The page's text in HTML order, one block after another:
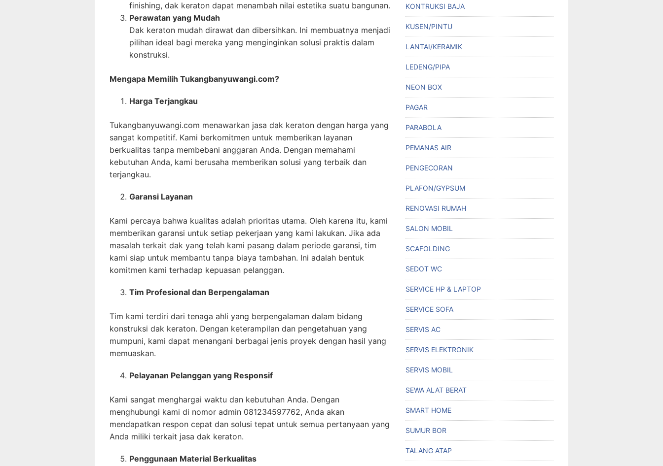
finishing, dak keraton dapat menambah nilai estetika suatu bangunan.
Perawatan yang Mudah
Dak keraton mudah dirawat dan dibersihkan. Ini membuatnya menjadi
pilihan ideal bagi mereka yang menginginkan solusi praktis dalam
konstruksi.
Mengapa Memilih Tukangbanyuwangi.com?
Harga Terjangkau
Tukangbanyuwangi.com menawarkan jasa dak keraton dengan harga yang
sangat kompetitif. Kami berkomitmen untuk memberikan layanan
berkualitas tanpa membebani anggaran Anda. Dengan memahami
kebutuhan Anda, kami berusaha memberikan solusi yang terbaik dan
terjangkau.
Garansi Layanan
Kami percaya bahwa kualitas adalah prioritas utama. Oleh karena itu, kami
memberikan garansi untuk setiap pekerjaan yang kami lakukan. Jika ada
masalah terkait dak yang telah kami pasang dalam periode garansi, tim
kami siap untuk membantu tanpa biaya tambahan. Ini adalah bentuk
komitmen kami terhadap kepuasan pelanggan.
Tim Profesional dan Berpengalaman
Tim kami terdiri dari tenaga ahli yang berpengalaman dalam bidang
konstruksi dak keraton. Dengan keterampilan dan pengetahuan yang
mumpuni, kami dapat menangani berbagai jenis proyek dengan hasil yang
memuaskan.
Pelayanan Pelanggan yang Responsif
Kami sangat menghargai waktu dan kebutuhan Anda. Dengan
menghubungi kami di nomor admin 081234597762, Anda akan
mendapatkan respon cepat dan solusi tepat untuk semua pertanyaan yang
Anda miliki terkait jasa dak keraton.
Penggunaan Material Berkualitas
KONTRUKSI BAJA
KUSEN/PINTU
LANTAI/KERAMIK
LEDENG/PIPA
NEON BOX
PAGAR
PARABOLA
PEMANAS AIR
PENGECORAN
PLAFON/GYPSUM
RENOVASI RUMAH
SALON MOBIL
SCAFOLDING
SEDOT WC
SERVICE HP & LAPTOP
SERVICE SOFA
SERVIS AC
SERVIS ELEKTRONIK
SERVIS MOBIL
SEWA ALAT BERAT
SMART HOME
SUMUR BOR
TALANG ATAP